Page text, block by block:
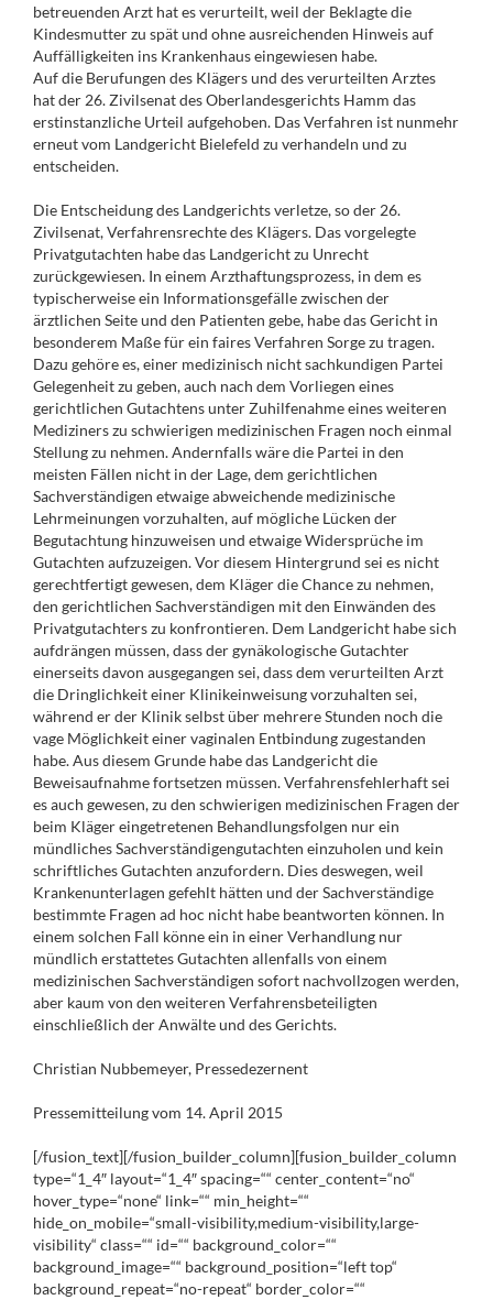
betreuenden Arzt hat es verurteilt, weil der Beklagte die
Kindesmutter zu spät und ohne ausreichenden Hinweis auf
Auffälligkeiten ins Krankenhaus eingewiesen habe.
Auf die Berufungen des Klägers und des verurteilten Arztes
hat der 26. Zivilsenat des Oberlandesgerichts Hamm das
erstinstanzliche Urteil aufgehoben. Das Verfahren ist nunmehr
erneut vom Landgericht Bielefeld zu verhandeln und zu
entscheiden.
Die Entscheidung des Landgerichts verletze, so der 26.
Zivilsenat, Verfahrensrechte des Klägers. Das vorgelegte
Privatgutachten habe das Landgericht zu Unrecht
zurückgewiesen. In einem Arzthaftungsprozess, in dem es
typischerweise ein Informationsgefälle zwischen der
ärztlichen Seite und den Patienten gebe, habe das Gericht in
besonderem Maße für ein faires Verfahren Sorge zu tragen.
Dazu gehöre es, einer medizinisch nicht sachkundigen Partei
Gelegenheit zu geben, auch nach dem Vorliegen eines
gerichtlichen Gutachtens unter Zuhilfenahme eines weiteren
Mediziners zu schwierigen medizinischen Fragen noch einmal
Stellung zu nehmen. Andernfalls wäre die Partei in den
meisten Fällen nicht in der Lage, dem gerichtlichen
Sachverständigen etwaige abweichende medizinische
Lehrmeinungen vorzuhalten, auf mögliche Lücken der
Begutachtung hinzuweisen und etwaige Widersprüche im
Gutachten aufzuzeigen. Vor diesem Hintergrund sei es nicht
gerechtfertigt gewesen, dem Kläger die Chance zu nehmen,
den gerichtlichen Sachverständigen mit den Einwänden des
Privatgutachters zu konfrontieren. Dem Landgericht habe sich
aufdrängen müssen, dass der gynäkologische Gutachter
einerseits davon ausgegangen sei, dass dem verurteilten Arzt
die Dringlichkeit einer Klinikeinweisung vorzuhalten sei,
während er der Klinik selbst über mehrere Stunden noch die
vage Möglichkeit einer vaginalen Entbindung zugestanden
habe. Aus diesem Grunde habe das Landgericht die
Beweisaufnahme fortsetzen müssen. Verfahrensfehlerhaft sei
es auch gewesen, zu den schwierigen medizinischen Fragen der
beim Kläger eingetretenen Behandlungsfolgen nur ein
mündliches Sachverständigengutachten einzuholen und kein
schriftliches Gutachten anzufordern. Dies deswegen, weil
Krankenunterlagen gefehlt hätten und der Sachverständige
bestimmte Fragen ad hoc nicht habe beantworten können. In
einem solchen Fall könne ein in einer Verhandlung nur
mündlich erstattetes Gutachten allenfalls von einem
medizinischen Sachverständigen sofort nachvollzogen werden,
aber kaum von den weiteren Verfahrensbeteiligten
einschließlich der Anwälte und des Gerichts.
Christian Nubbemeyer, Pressedezernent
Pressemitteilung vom 14. April 2015
[/fusion_text][/fusion_builder_column][fusion_builder_column
type=“1_4″ layout=“1_4″ spacing=““ center_content=“no“
hover_type=“none“ link=““ min_height=““
hide_on_mobile=“small-visibility,medium-visibility,large-
visibility“ class=““ id=““ background_color=““
background_image=““ background_position=“left top“
background_repeat=“no-repeat“ border_color=““